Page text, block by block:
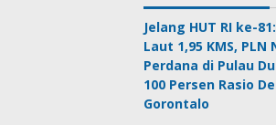
Jelang HUT RI ke-
Laut 1,95 KMS,
Perdana di Pulau
100 Persen Rasio
Gorontalo